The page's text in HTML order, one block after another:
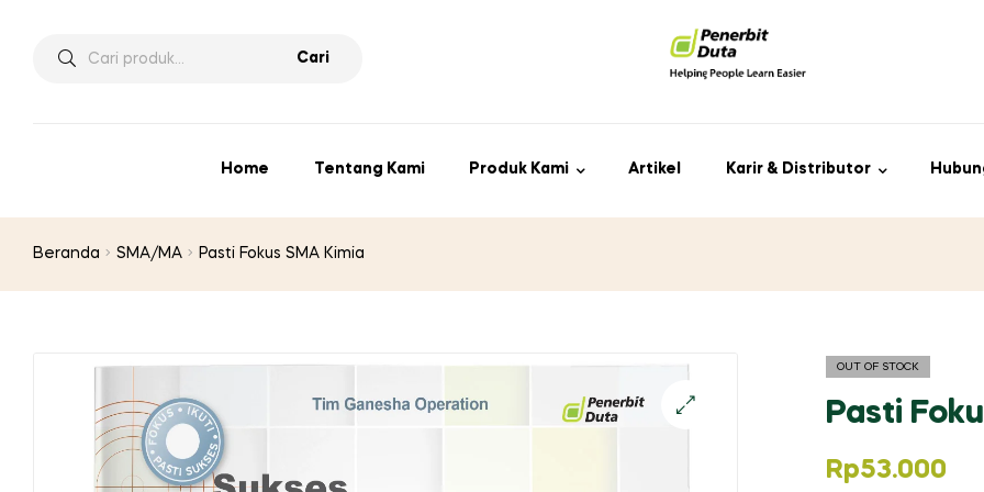
Pencarian
Cari
Home Tentang Kami Produk Kami Artikel Karir & Distributor
Beranda SMA/MA Pasti Fokus SMA Kimia
OUT OF STOCK
Pasti
Rp53.000